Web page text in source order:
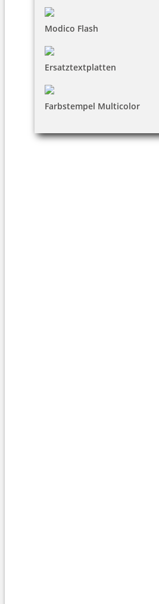
Modico Flash
Ersatztextplatten
Farbstempel Multicolor